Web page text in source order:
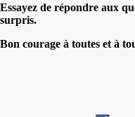
Essayez de répondre aux
surpris.
Bon courage à toutes et à